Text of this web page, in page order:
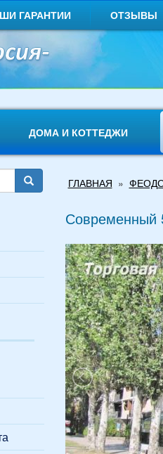
ГАРАНТИИ ОТЗЫВЫ
ДОМА И КОТТЕДЖИ
здесь
ГЛАВНАЯ »
Современный